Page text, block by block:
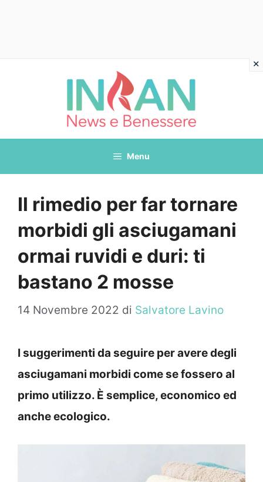
Menu
Il rimedio per far tornare
morbidi gli asciugamani
ormai ruvidi e duri: ti
bastano 2 mosse
14 Novembre 2022 di Salvatore Lavino
I suggerimenti da seguire per avere degli
asciugamani morbidi come se fossero al
primo utilizzo. È semplice, economico ed
anche ecologico.